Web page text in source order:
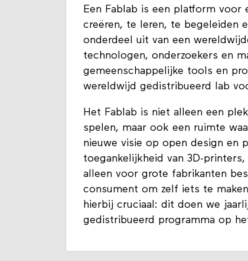
Een Fablab is een platform
creëren, te leren, te begeleiden
onderdeel uit van een
technologen, onderzoekers en
gemeenschappelijke tools en
wereldwijd gedistribueerd lab
Het Fablab is niet alleen een
spelen, maar ook een ruimte
nieuwe visie op open design en
toegankelijkheid van 3D-
alleen voor grote fabrikanten
consument om zelf iets te
hierbij cruciaal: dit doen we
gedistribueerd programma op